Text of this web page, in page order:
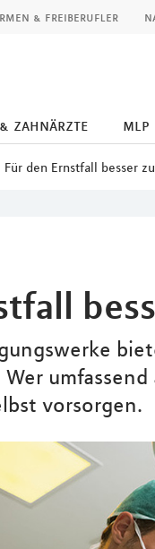
& freiberufler
zahnärzte mlp
Für den Ernstfall besser
vorsorgen.